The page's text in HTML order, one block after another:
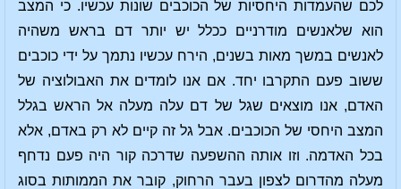
לכם שהעמדות היחסיות של הכוכבים שונות עכשיו. כי המצב
הוא שלאנשים מודרניים ככלל יש יותר דם בראש משהיה
לאנשים במשך מאות בשנים, הירח עכשיו נתמך על ידי כוכבים
ששוב פעם התקרבו יחד. אם אנו לומדים את האבולוציה של
האדם, אנו מוצאים שגל של דם עלה מעלה אל הראש בגלל
המצב היחסי של הכוכבים. אבל גל זה קיים לא רק באדם, אלא
בכל האדמה. וזו אותה ההשפעה שדרכה קור היה פעם נדחף
מעלה מהדרום לצפון בעבר הרחוק, קובר את הממותות בסוג